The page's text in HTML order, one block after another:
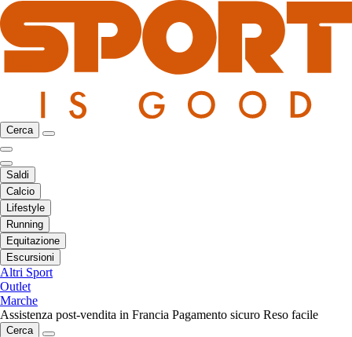
Cerca
Saldi
Calcio
Lifestyle
Running
Equitazione
Escursioni
Altri Sport
Outlet
Marche
Assistenza post-vendita in Francia Pagamento sicuro Reso facile
Cerca